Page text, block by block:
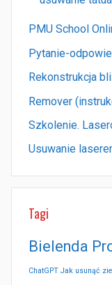
PMU School
Pytanie-
Rekonstrukcja
Remover
Szkolenie.
Usuwanie
Tagi
Bielenda
ChatGPT Jak usunąć